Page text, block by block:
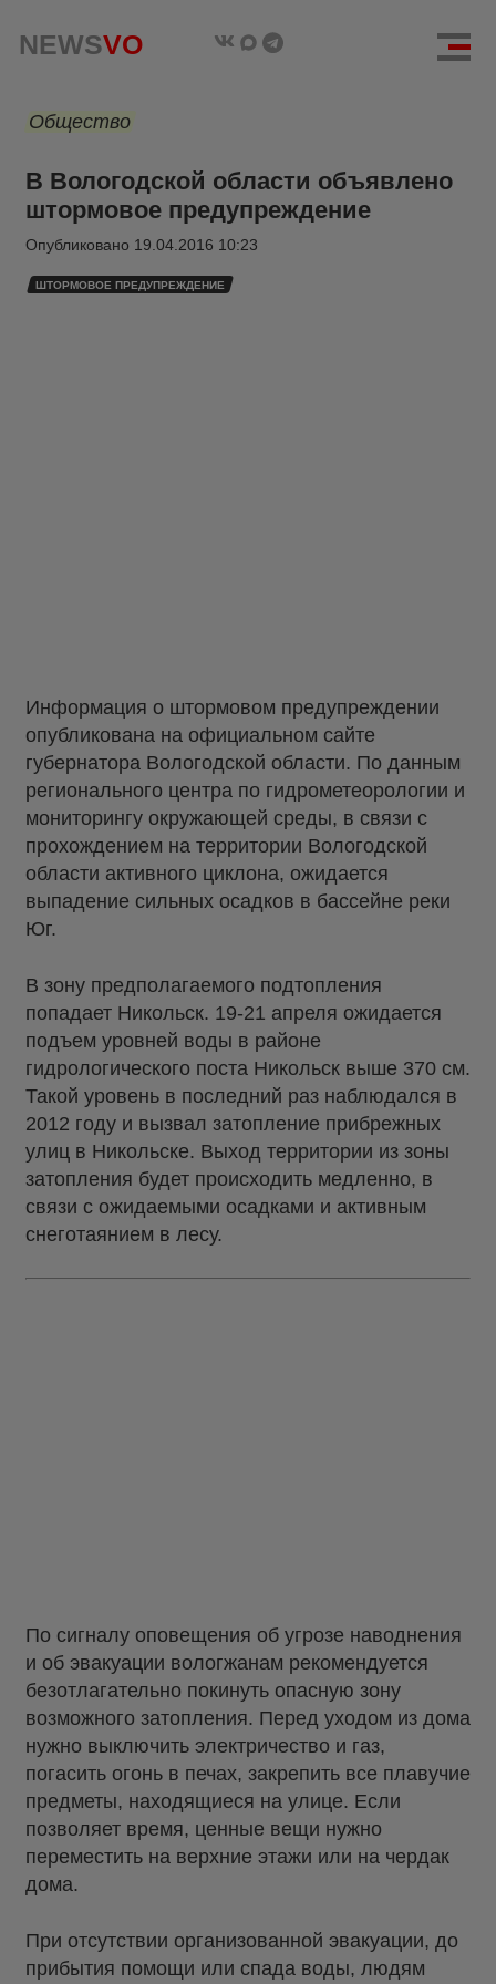
NEWSVO
Общество
В Вологодской области объявлено
штормовое предупреждение
Опубликовано 19.04.2016 10:23
ШТОРМОВОЕ ПРЕДУПРЕЖДЕНИЕ
Информация о штормовом предупреждении
опубликована на официальном сайте
губернатора Вологодской области. По данным
регионального центра по гидрометеорологии и
мониторингу окружающей среды, в связи с
прохождением на территории Вологодской
области активного циклона, ожидается
выпадение сильных осадков в бассейне реки
Юг.
В зону предполагаемого подтопления
попадает Никольск. 19-21 апреля ожидается
подъем уровней воды в районе
гидрологического поста Никольск выше 370 см.
Такой уровень в последний раз наблюдался в
2012 году и вызвал затопление прибрежных
улиц в Никольске. Выход территории из зоны
затопления будет происходить медленно, в
связи с ожидаемыми осадками и активным
снеготаянием в лесу.
По сигналу оповещения об угрозе наводнения
и об эвакуации вологжанам рекомендуется
безотлагательно покинуть опасную зону
возможного затопления. Перед уходом из дома
нужно выключить электричество и газ,
погасить огонь в печах, закрепить все плавучие
предметы, находящиеся на улице. Если
позволяет время, ценные вещи нужно
переместить на верхние этажи или на чердак
дома.
При отсутствии организованной эвакуации, до
прибытия помощи или спада воды, людям